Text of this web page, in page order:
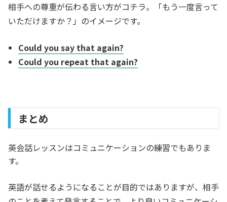
相手への尊重が伝わる言い方がコチラ。「もう一度言って
いただけますか？」のイメージです。
Could you say that again?
Could you repeat that again?
まとめ
英会話レッスンはコミュニケーションの練習でもありま
す。
英語が話せるようになることが目的ではありますが、相手